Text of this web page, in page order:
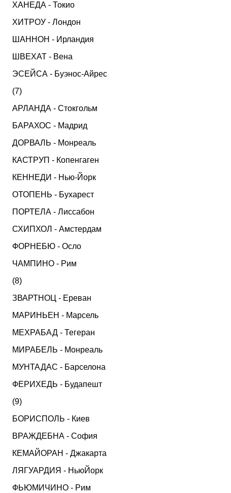
ХАНЕДА - Токио
ХИТРОУ - Лондон
ШАННОН - Ирландия
ШВЕХАТ - Вена
ЭСЕЙСА - Буэнос-Айрес
(7)
АРЛАНДА - Стокгольм
БАРАХОС - Мадрид
ДОРВАЛЬ - Монреаль
КАСТРУП - Копенгаген
КЕННЕДИ - Нью-Йорк
ОТОПЕНЬ - Бухарест
ПОРТЕЛА - Лиссабон
СХИПХОЛ - Амстердам
ФОРНЕБЮ - Осло
ЧАМПИНО - Рим
(8)
ЗВАРТНОЦ - Ереван
МАРИНЬЕН - Марсель
МЕХРАБАД - Тегеран
МИРАБЕЛЬ - Монреаль
МУНТАДАС - Барселона
ФЕРИХЕДЬ - Будапешт
(9)
БОРИСПОЛЬ - Киев
ВРАЖДЕБНА - София
КЕМАЙОРАН - Джакарта
ЛЯГУАРДИЯ - НьюЙорк
ФЬЮМИЧИНО - Рим